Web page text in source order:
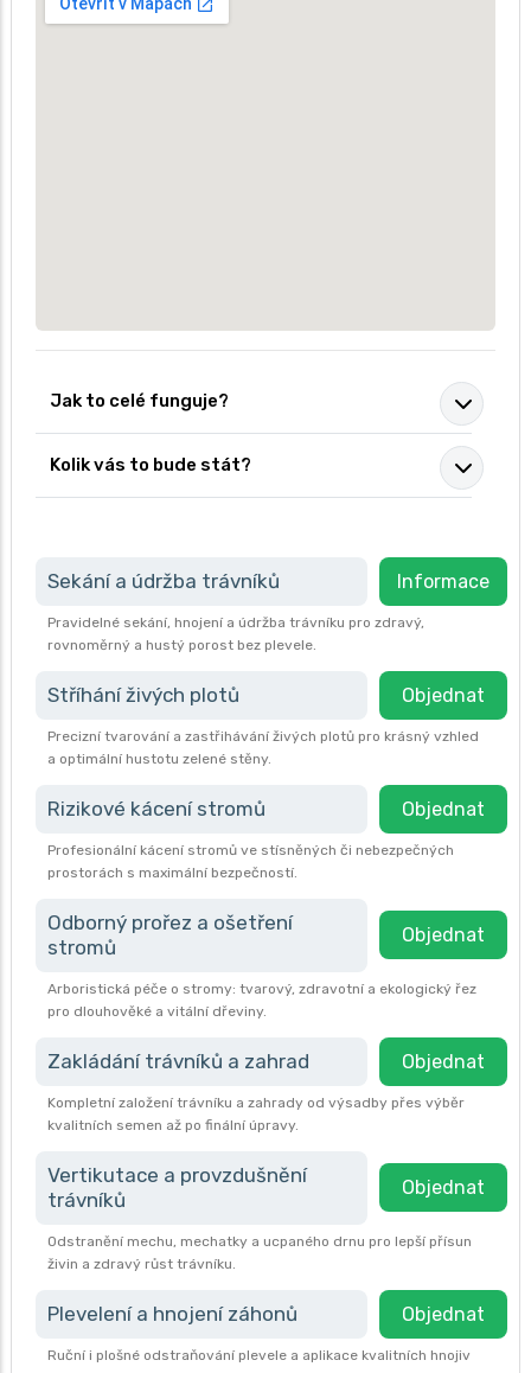
Jak to celé funguje?
Kolik vás to bude stát?
Sekání a údržba trávníků Informace
Pravidelné sekání, hnojení a údržba trávníku pro zdravý,
rovnoměrný a hustý porost bez plevele.
Stříhání živých plotů Objednat
Precizní tvarování a zastřihávání živých plotů pro krásný vzhled
a optimální hustotu zelené stěny.
Rizikové kácení stromů Objednat
Profesionální kácení stromů ve stísněných či nebezpečných
prostorách s maximální bezpečností.
Odborný prořez a ošetření
stromů
Objednat
Arboristická péče o stromy: tvarový, zdravotní a ekologický řez
pro dlouhověké a vitální dřeviny.
Zakládání trávníků a zahrad Objednat
Kompletní založení trávníku a zahrady od výsadby přes výběr
kvalitních semen až po finální úpravy.
Vertikutace a provzdušnění
trávníků
Objednat
Odstranění mechu, mechatky a ucpaného drnu pro lepší přísun
živin a zdravý růst trávníku.
Plevelení a hnojení záhonů Objednat
Ruční i plošné odstraňování plevele a aplikace kvalitních hnojiv